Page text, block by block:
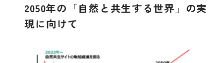
2050年の「自然と共生する世界」の実
現に向けて